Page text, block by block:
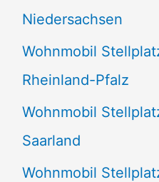
Niedersachsen
Wohnmobil
Rheinland-Pfalz
Wohnmobil
Saarland
Wohnmobil